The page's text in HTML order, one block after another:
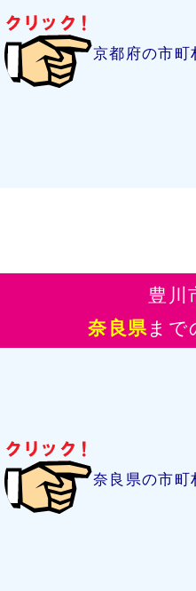
京都府の市町
豊川
奈良県まで
奈良県の市町